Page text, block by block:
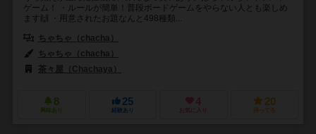
ゲーム！ ・ルールが簡単！普段ボードゲームをやらない人とも楽しめ
ます🙌 ・用意されたお題なんと498種類...
ちゃちゃ（chacha）
ちゃちゃ（chacha）
茶々屋（Chachaya）
8
興味あり
25
経験あり
4
お気に入り
20
持ってる